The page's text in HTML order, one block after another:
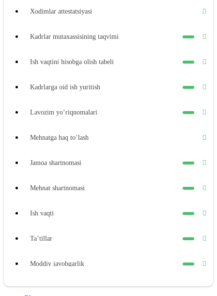
Xodimlar attestatsiyasi
Kadrlar mutaхassisining taqvimi
Ish vaqtini hisobga olish tabeli
Kadrlarga oid ish yuritish
Lavozim yoʻriqnomalari
Mehnatga haq toʻlash
Jamoa shartnomasi
Mehnat shartnomasi
Ish vaqti
Ta’tillar
Moddiy javobgarlik
Xodimning moddiy javobgarligi